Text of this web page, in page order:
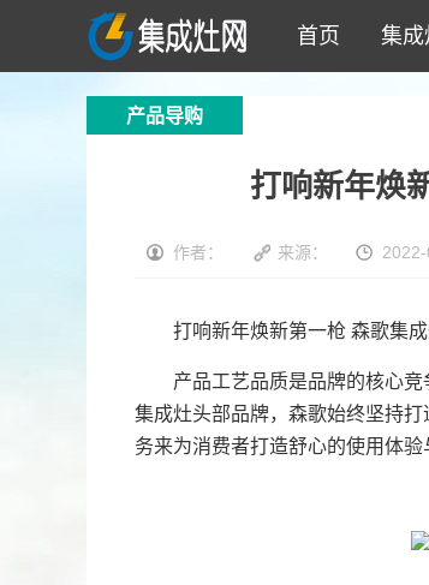
首页 集成
产品导购
打响新年焕
作者： 来源：
打响新年焕新第一枪 森歌集成
产品工艺品质是品牌的核心竞
集成灶头部品牌，森歌始终坚持
务来为消费者打造舒心的使用体